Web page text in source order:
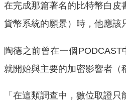
在完成那篇著名的比特幣白皮
貨幣系統的願景）時，他應該
陶德之前曾在一個
就開始與主要的加密影響者（
「在這類調查中，數位取證